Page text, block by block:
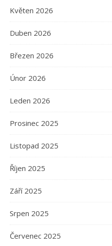
Květen 2026
Duben 2026
Březen 2026
Únor 2026
Leden 2026
Prosinec 2025
Listopad 2025
Říjen 2025
Září 2025
Srpen 2025
Červenec 2025